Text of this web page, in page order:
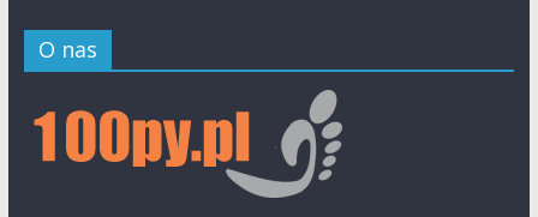
O nas